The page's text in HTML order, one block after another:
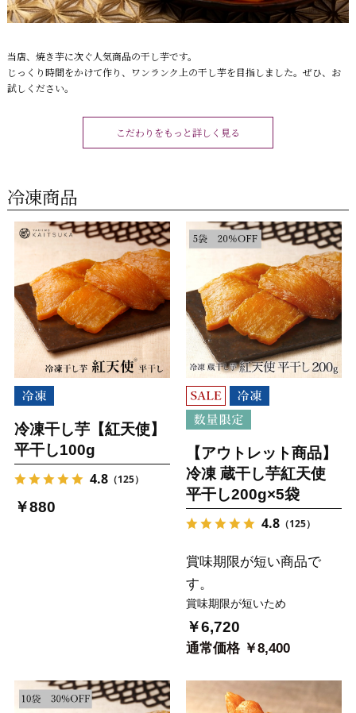
当店、焼き芋に次ぐ人気商品の干し芋です。
じっくり時間をかけて作り、ワンランク上の干し芋を目指しました。ぜひ、お
試しください。
こだわりをもっと詳しく見る
冷凍商品
冷凍干し芋【紅天使】
平干し100g
4.8（125）
￥880
【アウトレット商品】
冷凍 蔵干し芋紅天使
平干し200g×5袋
4.8（125）
賞味期限が短い商品で
す。
賞味期限が短いため
￥6,720
通常価格 ￥8,400